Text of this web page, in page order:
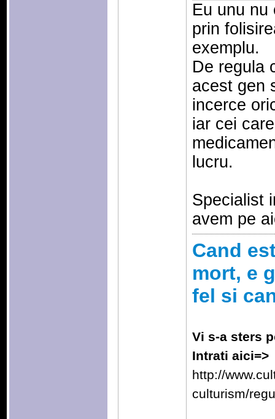
Eu unu nu
prin
exemplu.
De regula
acest gen
incerce
iar cei
lucru.
Specialist
avem pe
Cand
mort, e
fel si
Vi s-a sters
Intrati aici=>
http://
culturism/